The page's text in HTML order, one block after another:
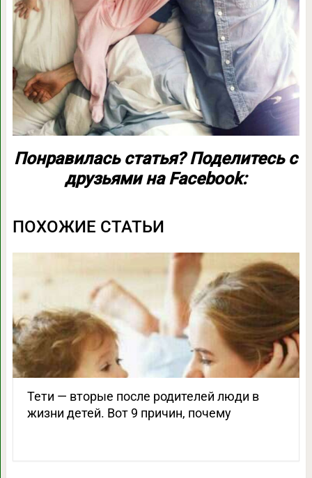
Понравилась статья? Поделитесь с
друзьями на Facebook:
ПОХОЖИЕ СТАТЬИ
Тети — вторые после родителей люди в
жизни детей. Вот 9 причин, почему